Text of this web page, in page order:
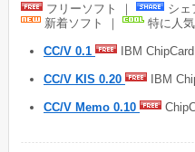
フリーソフト ｜ シェ
新着ソフト ｜
特に人
CC/V 0.1 IBM
CC/V KIS 0.20 IBM
CC/V Memo 0.10